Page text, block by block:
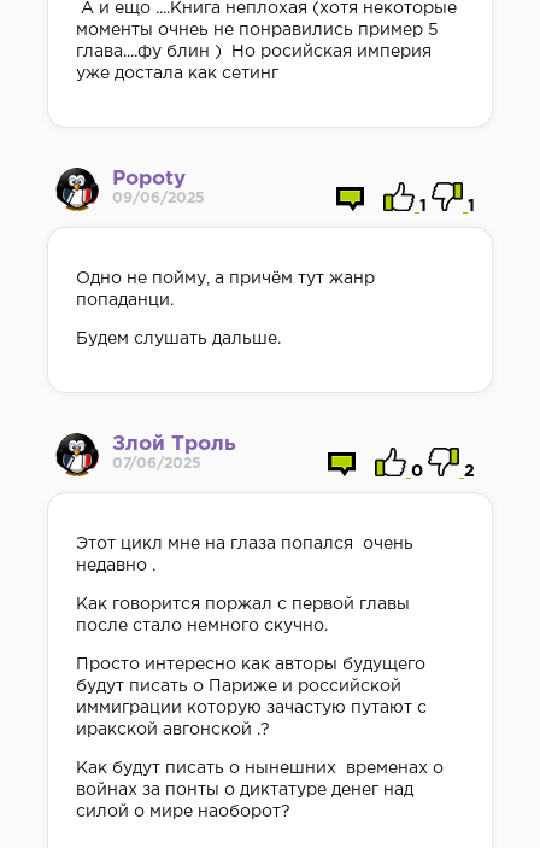
А и ещо ....Книга неплохая (хотя некоторые
моменты очнеь не понравились пример 5
глава....фу блин ) Но росийская империя
уже достала как сетинг
Popoty
09/06/2025
1 1
Одно не пойму, а причём тут жанр
попаданци.
Будем слушать дальше.
Злой Троль
07/06/2025
0 2
Этот цикл мне на глаза попался очень
недавно .
Как говорится поржал с первой главы
после стало немного скучно.
Просто интересно как авторы будущего
будут писать о Париже и российской
иммиграции которую зачастую путают с
иракской авгонской .?
Как будут писать о нынешних временах о
войнах за понты о диктатуре денег над
силой о мире наоборот?